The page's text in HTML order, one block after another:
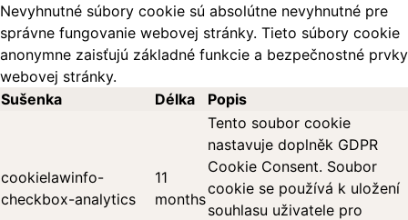
Nevyhnutné súbory cookie sú absolútne nevyhnutné pre
správne fungovanie webovej stránky. Tieto súbory cookie
anonymne zaisťujú základné funkcie a bezpečnostné prvky
webovej stránky.
Sušenka
Délka Popis
cookielawinfo-
checkbox-analytics
11
months
Tento soubor cookie
nastavuje doplněk GDPR
Cookie Consent. Soubor
cookie se používá k uložení
souhlasu uživatele pro